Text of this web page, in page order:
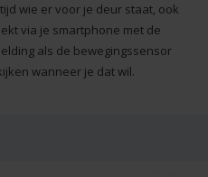
wie er voor je deur staat, ook
via je smartphone met de
als de bewegingssensor
wanneer je dat wil.